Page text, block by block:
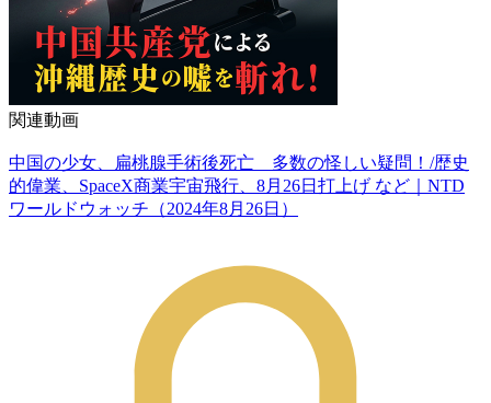
関連動画
中国の少女、扁桃腺手術後死亡 多数の怪しい疑問！/歴史
的偉業、SpaceX商業宇宙飛行、8月26日打上げ など｜NTD
ワールドウォッチ（2024年8月26日）